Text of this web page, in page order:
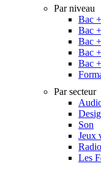
Par niveau
Bac
Bac
Bac
Bac
Bac
Par secteur
Son
Jeux
Radio
Les